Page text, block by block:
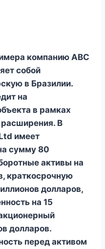
компанию ABC
собой
в Бразилии.
на
в рамках
расширения. В
имеет
сумму 80
активы на
краткосрочную
долларов,
на 15
долларов.
перед активом